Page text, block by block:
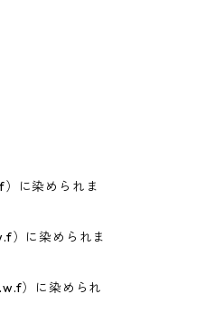
に染められま
）に染められま
）に染められ